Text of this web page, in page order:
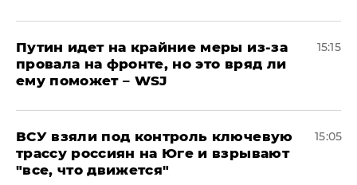
Путин идет на крайние меры из-за
провала на фронте, но это вряд ли
ему поможет – WSJ
15:15
ВСУ взяли под контроль ключевую
трассу россиян на Юге и взрывают
"все, что движется"
15:05